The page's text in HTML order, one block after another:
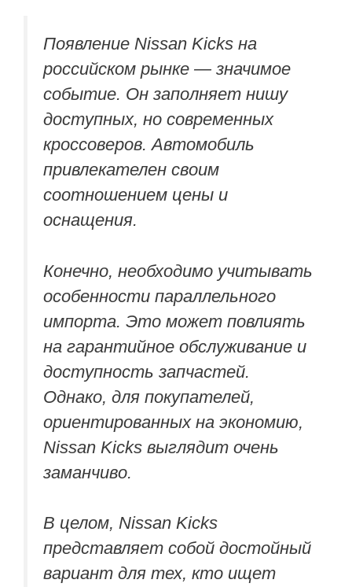
Появление Nissan Kicks на
российском рынке — значимое
событие. Он заполняет нишу
доступных, но современных
кроссоверов. Автомобиль
привлекателен своим
соотношением цены и
оснащения.
Конечно, необходимо учитывать
особенности параллельного
импорта. Это может повлиять
на гарантийное обслуживание и
доступность запчастей.
Однако, для покупателей,
ориентированных на экономию,
Nissan Kicks выглядит очень
заманчиво.
В целом, Nissan Kicks
представляет собой достойный
вариант для тех, кто ищет